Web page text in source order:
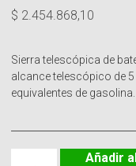
$ 2.454.868,10
Sierra telescópica de
alcance telescópico de
equivalentes de gasolina.
Añadir